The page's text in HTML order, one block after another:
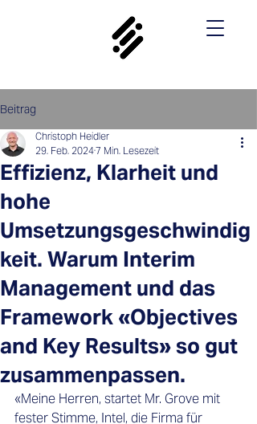
Beitrag
Effizienz, Klarheit und
hohe
Umsetzungsgeschwindig
keit. Warum Interim
Management und das
Framework «Objectives
and Key Results» so gut
zusammenpassen.
Christoph Heidler
29. Feb. 20247 Min. Lesezeit
«Meine Herren, startet Mr. Grove mit
fester Stimme, Intel, die Firma für